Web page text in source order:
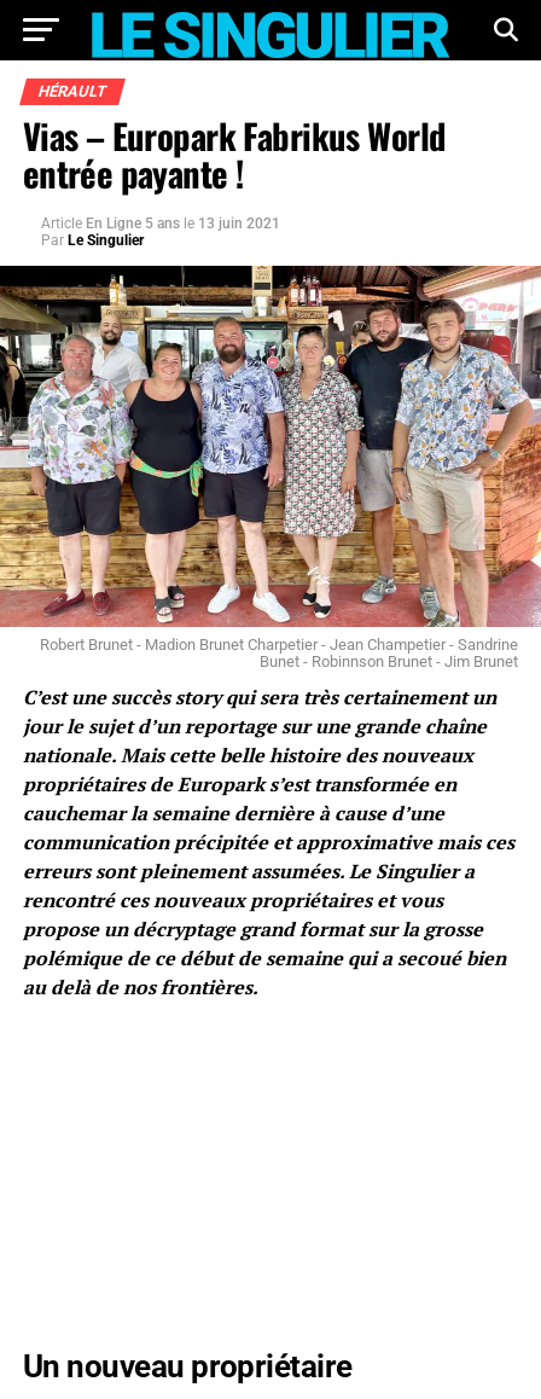
HÉRAULT
Vias – Europark Fabrikus World
entrée payante !
Article En Ligne 5 ans le 13 juin 2021
Par Le Singulier
Robert Brunet - Madion Brunet Charpetier - Jean Champetier - Sandrine
Bunet - Robinnson Brunet - Jim Brunet
C’est une succès story qui sera très certainement un
jour le sujet d’un reportage sur une grande chaîne
nationale. Mais cette belle histoire des nouveaux
propriétaires de Europark s’est transformée en
cauchemar la semaine dernière à cause d’une
communication précipitée et approximative mais ces
erreurs sont pleinement assumées. Le Singulier a
rencontré ces nouveaux propriétaires et vous
propose un décryptage grand format sur la grosse
polémique de ce début de semaine qui a secoué bien
au delà de nos frontières.
Un nouveau propriétaire